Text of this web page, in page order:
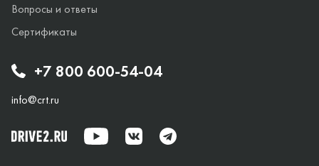
+7 800 600-54-04
info@crt.ru
Вопросы и ответы
Сертификаты